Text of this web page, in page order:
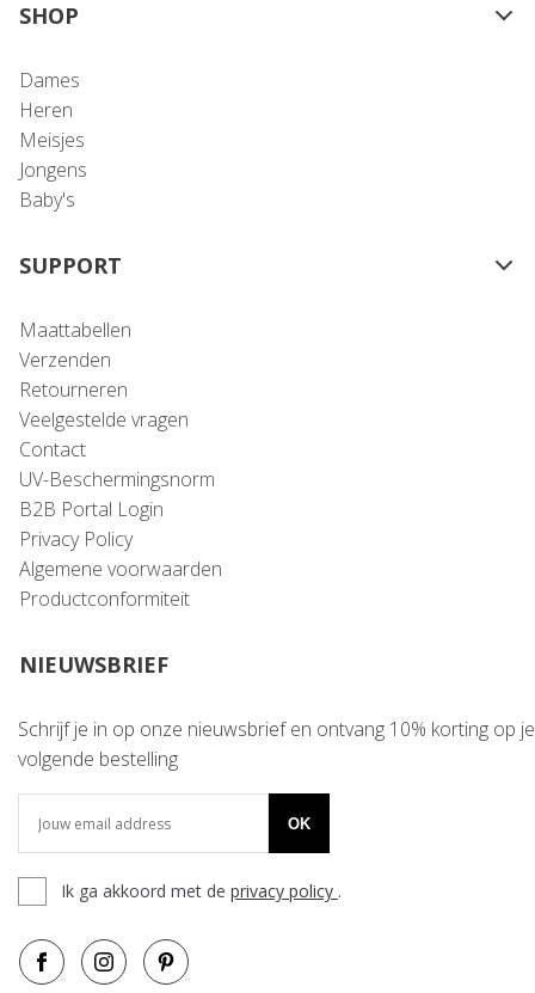
SHOP
Dames
Heren
Meisjes
Jongens
Baby's
SUPPORT
Maattabellen
Verzenden
Retourneren
Veelgestelde vragen
Contact
UV-Beschermingsnorm
B2B Portal Login
Privacy Policy
Algemene voorwaarden
Productconformiteit
NIEUWSBRIEF
Schrijf je in op onze nieuwsbrief en ontvang 10% korting op je
volgende bestelling
OK
Ik ga akkoord met de privacy policy .